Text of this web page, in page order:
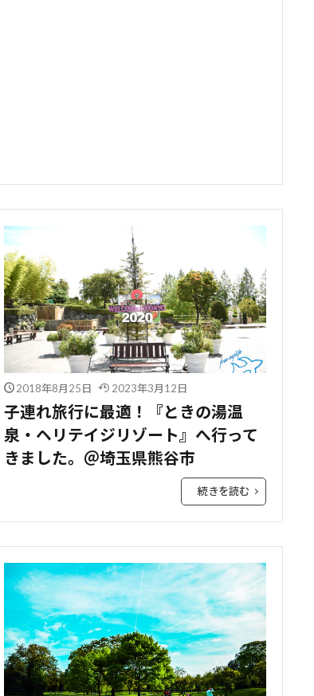
2018年8月25日 2023年3月12日
子連れ旅行に最適！『ときの湯温
泉・ヘリテイジリゾート』へ行って
きました。＠埼玉県熊谷市
続きを読む